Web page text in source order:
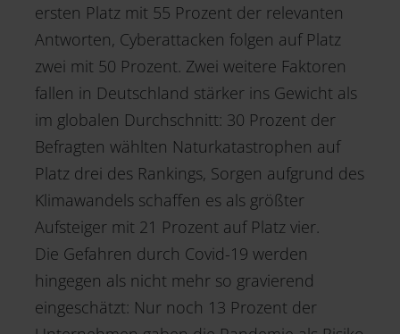
ersten Platz mit 55 Prozent der relevanten
Antworten, Cyberattacken folgen auf Platz
zwei mit 50 Prozent. Zwei weitere Faktoren
fallen in Deutschland stärker ins Gewicht als
im globalen Durchschnitt: 30 Prozent der
Befragten wählten Naturkatastrophen auf
Platz drei des Rankings, Sorgen aufgrund des
Klimawandels schaffen es als größter
Aufsteiger mit 21 Prozent auf Platz vier.
Die Gefahren durch Covid-19 werden
hingegen als nicht mehr so gravierend
eingeschätzt: Nur noch 13 Prozent der